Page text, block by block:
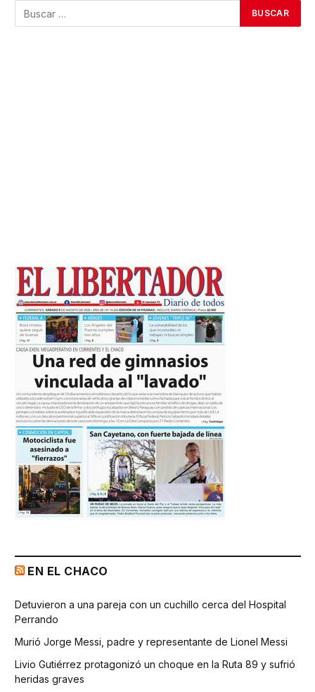
EN EL CHACO
Detuvieron a una pareja con un cuchillo cerca del Hospital
Perrando
Murió Jorge Messi, padre y representante de Lionel Messi
Livio Gutiérrez protagonizó un choque en la Ruta 89 y sufrió
heridas graves